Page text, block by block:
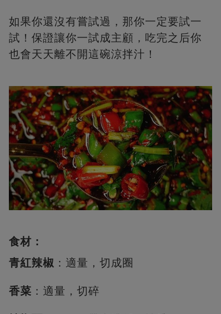
如果你還沒有嘗試過，那你一定要試一
試！保證讓你一試成主顧，吃完之后你
也會天天離不開這碗涼拌汁！
食材：
青紅辣椒 ：適量，切成圈
香菜 ：適量，切碎